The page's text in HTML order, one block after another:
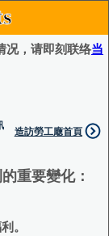
况，请即刻联络当
造訪勞工廰首頁
重要變化：
。